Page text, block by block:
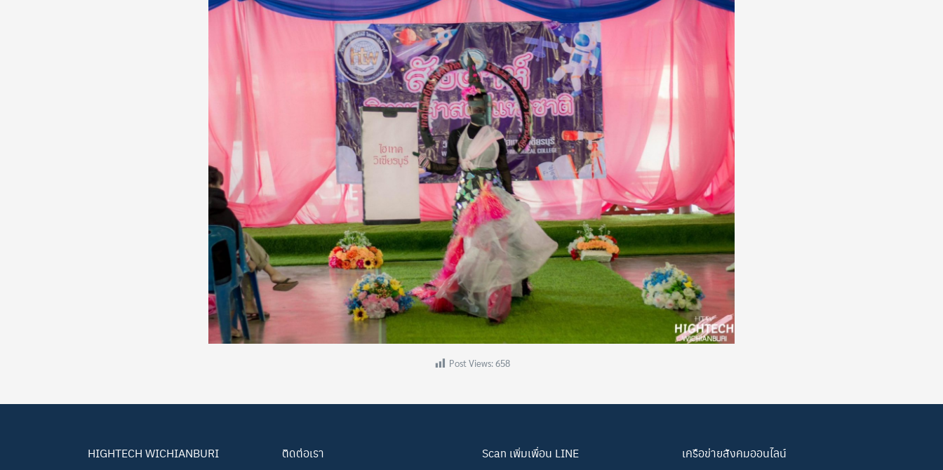
Post Views:658
HIGHTECH WICHIANBURI ติดต่อเรา Scan เพิ่มเพื่อน LINE เครือข่ายสังคมออนไลน์